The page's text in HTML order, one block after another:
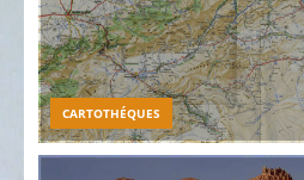
CARTOTHÉQUES